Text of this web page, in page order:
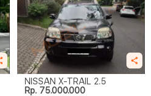
NISSAN X-TRAIL 2.5
Rp. 75.000.000